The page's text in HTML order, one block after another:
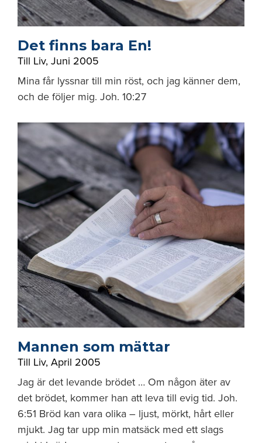
Det finns bara En!
Till Liv, Juni 2005
Mina får lyssnar till min röst, och jag känner dem,
och de följer mig. Joh. 10:27
Mannen som mättar
Till Liv, April 2005
Jag är det levande brödet … Om någon äter av
det brödet, kommer han att leva till evig tid. Joh.
6:51 Bröd kan vara olika – ljust, mörkt, hårt eller
mjukt. Jag tar upp min matsäck med ett slags